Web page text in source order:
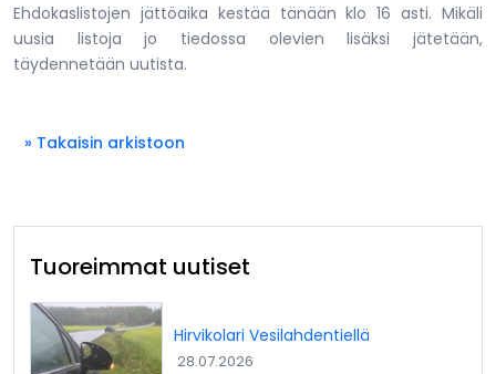
Ehdokaslistojen jättöaika kestää tänään klo 16 asti. Mikäli
uusia listoja jo tiedossa olevien lisäksi jätetään,
täydennetään uutista.
» Takaisin arkistoon
Tuoreimmat uutiset
Hirvikolari Vesilahdentiellä
28.07.2026